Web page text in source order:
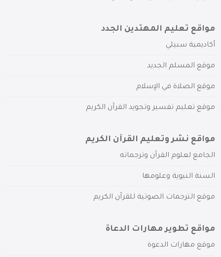
مواقع تعليم المهتدين الجدد
أكاديمية سبيلي
موقع المسلم الجديد
موقع الصلاة في الإسلام
موقع تعليم تفسير وتجويد القرآن الكريم
مواقع نشر وتعليم القرآن الكريم
الجامع لعلوم القرآن وترجماته
السنة النبوية وعلومها
موقع الترجمات الصوتية للقرآن الكريم
مواقع تطوير مهارات الدعاة
موقع مهارات الدعوة